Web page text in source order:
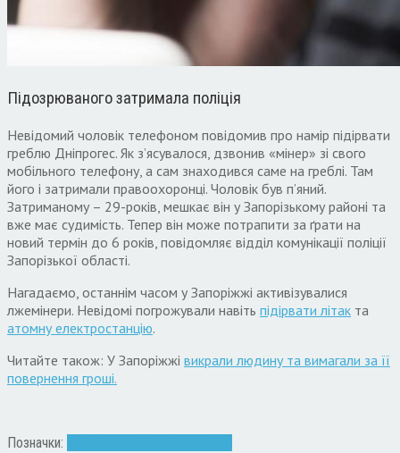
Підозрюваного затримала поліція
Невідомий чоловік телефоном повідомив про намір підірвати
греблю Дніпрогес. Як з’ясувалося, дзвонив «мінер» зі свого
мобільного телефону, а сам знаходився саме на греблі. Там
його і затримали правоохоронці. Чоловік був п’яний.
Затриманому – 29-років, мешкає він у Запорізькому районі та
вже має судимість. Тепер він може потрапити за ґрати на
новий термін до 6 років, повідомляє відділ комунікації поліції
Запорізької області.
Нагадаємо, останнім часом у Запоріжжі активізувалися
лжемінери. Невідомі погрожували навіть підірвати літак та
атомну електростанцію.
Читайте також: У Запоріжжі викрали людину та вимагали за її
повернення гроші.
Позначки: